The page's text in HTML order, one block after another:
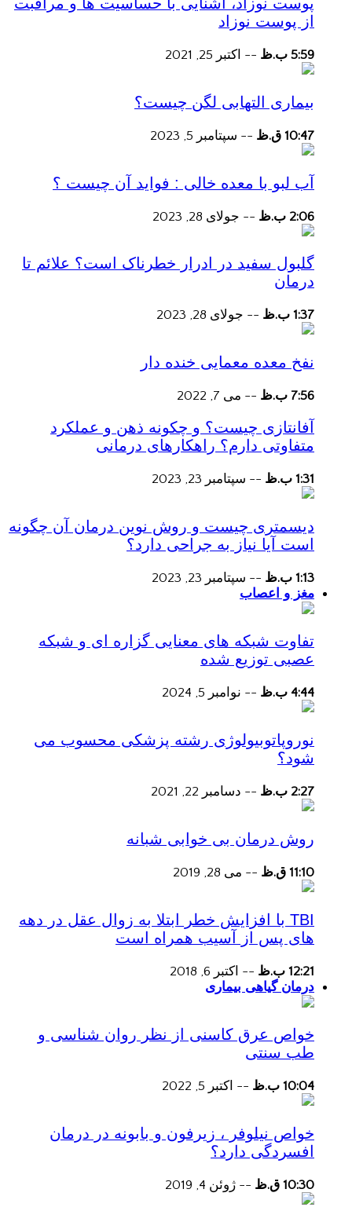
از پوست نوزاد
5:59 ب.ظ -- اکتبر 25, 2021
بیماری التهابی لگن چیست؟
10:47 ق.ظ -- سپتامبر 5, 2023
آب لبو با معده خالی : فواید آن چیست ؟
2:06 ب.ظ -- جولای 28, 2023
گلبول سفید در ادرار خطرناک است؟ علائم تا
درمان
1:37 ب.ظ -- جولای 28, 2023
نفخ معده معمایی خنده دار
7:56 ب.ظ -- می 7, 2022
آفانتازی چیست؟ و چکونه ذهن و عملکرد
متفاوتی دارم؟ راهکارهای درمانی
1:31 ب.ظ -- سپتامبر 23, 2023
دیسمتری چیست و روش نوین درمان آن چگونه
است آیا نیاز به جراحی دارد؟
1:13 ب.ظ -- سپتامبر 23, 2023
مغز و اعصاب
تفاوت شبکه های معنایی گزاره ای و شبکه
عصبی توزیع شده
4:44 ب.ظ -- نوامبر 5, 2024
نوروپاتوبیولوژی رشته پزشکی محسوب می
شود؟
2:27 ب.ظ -- دسامبر 22, 2021
روش درمان بی خوابی شبانه
11:10 ق.ظ -- می 28, 2019
TBI با افزایش خطر ابتلا به زوال عقل در دهه
های پس از آسیب همراه است
12:21 ب.ظ -- اکتبر 6, 2018
درمان گیاهی بیماری
خواص عرق کاسنی از نظر روان شناسی و
طب سنتی
10:04 ب.ظ -- اکتبر 5, 2022
خواص نیلوفر ، زیرفون و بابونه در درمان
افسردگی دارد؟
10:30 ق.ظ -- ژوئن 4, 2019